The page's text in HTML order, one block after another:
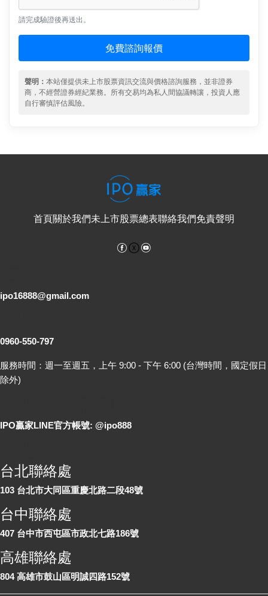
請完成驗證後再送出。
免費諮詢報價
聲明： 本站僅提供未上市股票資訊交流與價格諮詢服務，並非證券
商，不經營證券經紀業務。所有交易均為私人間協議轉讓，投資人應
自行審慎評估風險。
首頁關於我們未上市股票總表聯絡我們免責聲明
Facebook
ipo16888@gmail.com
0960-550-797
服務時間：週一至週五，上午 9:00 - 下午 6:00 (台灣時間，國定假日
除外)
IPO贏家LINE官方帳號: @ipo888
台北聯絡處
103 台北市大同區重慶北路二段48號
台中聯絡處
407 台中市西屯區市政北七路186號
高雄聯絡處
804 高雄市鼓山區明誠四路152號